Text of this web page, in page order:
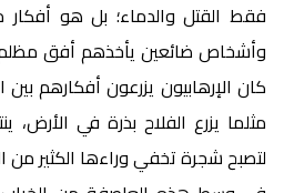
فقط القتل والدماء؛ بل هو
وأشخاص ضائعين يأخذهم أفق مظلم
كان الإرهابيون يزرعون أفكارهم
مثلما يزرع الفلاح بذرة في الأرض،
لتصبح شجرة تخفي وراءها الكثير من